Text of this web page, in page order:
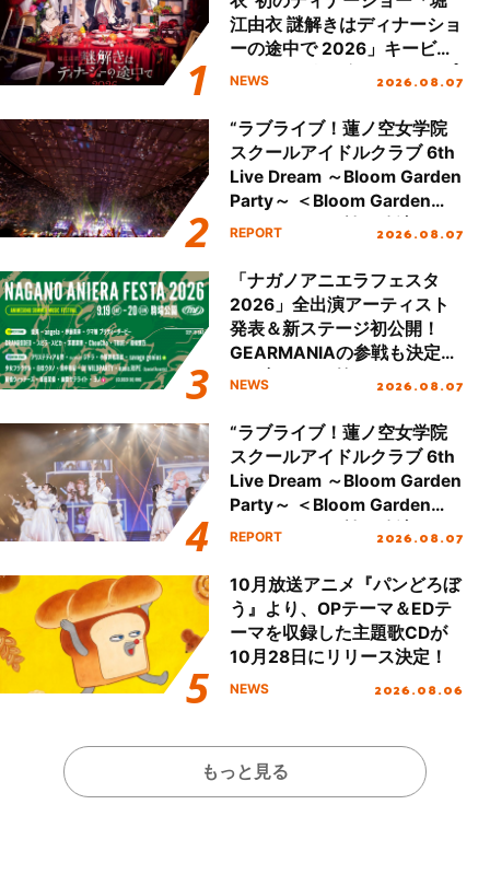
江由衣 謎解きはディナーショ
ーの途中で 2026」キービジ
ュアル＆グッズラインナップ
NEWS 2026.08.07
“ラブライブ！蓮ノ空女学院
スクールアイドルクラブ 6th
Live Dream ～Bloom Garden
Party～ ＜Bloom Garden
Party Stage／埼玉公演＞”
REPORT 2026.08.07
「ナガノアニエラフェスタ
2026」全出演アーティスト
発表＆新ステージ初公開！
GEARMANIAの参戦も決定
し、初となる第3ステージの
NEWS 2026.08.07
“ラブライブ！蓮ノ空女学院
スクールアイドルクラブ 6th
Live Dream ～Bloom Garden
Party～ ＜Bloom Garden
Party Stage／埼玉公演＞”
REPORT 2026.08.07
10月放送アニメ『パンどろぼ
う』より、OPテーマ＆EDテ
ーマを収録した主題歌CDが
10月28日にリリース決定！
NEWS 2026.08.06
もっと見る